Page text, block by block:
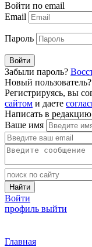
Войти по email
Email
Пароль
Войти
Забыли пароль?
Новый пользователь?
Регистрируясь, вы
сайтом и даете
Написать в редакцию
Ваше имя
Найти
Войти
профиль выйти
Главная